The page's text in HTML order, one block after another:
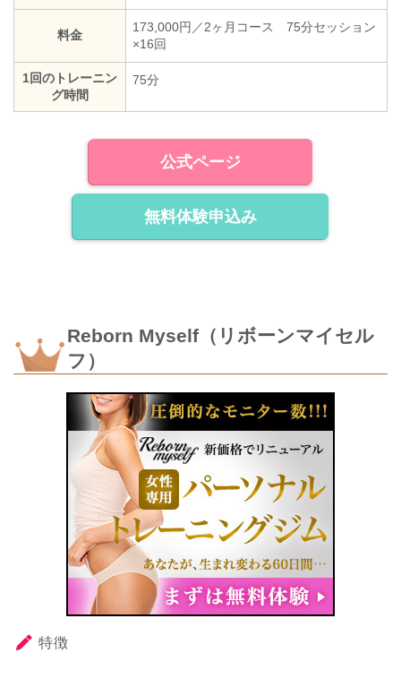
料金
173,000円／2ヶ月コース 75分セッション
×16回
1回のトレーニン
グ時間
75分
公式ページ
無料体験申込み
Reborn Myself（リボーンマイセル
フ）
特徴